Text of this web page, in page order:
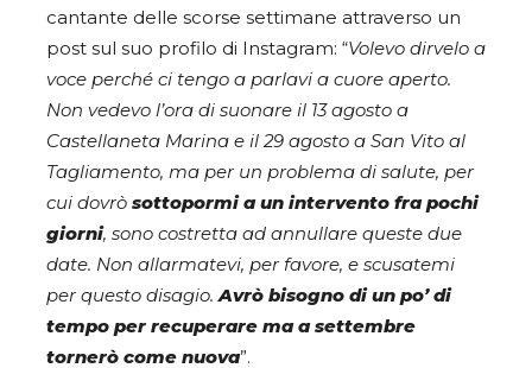
cantante delle scorse settimane attraverso un
post sul suo profilo di Instagram: “Volevo dirvelo a
voce perché ci tengo a parlavi a cuore aperto.
Non vedevo l’ora di suonare il 13 agosto a
Castellaneta Marina e il 29 agosto a San Vito al
Tagliamento, ma per un problema di salute, per
cui dovrò sottopormi a un intervento fra pochi
giorni, sono costretta ad annullare queste due
date. Non allarmatevi, per favore, e scusatemi
per questo disagio.Avrò bisogno di un po’ di
tempo per recuperare ma a settembre
tornerò come nuova”.